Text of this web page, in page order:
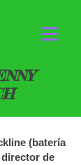
(batería
de